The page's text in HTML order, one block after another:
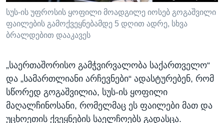
სუს-ის უფროსის ყოფილი მოადგილე იოსებ გოგაშვილი
ფაილების გამოქვეყნებამდე 5 დღით ადრე, სხვა
ბრალდებით დააკავეს
„საერთაშორისო გამჭვირვალობა საქართველო“
და „სამართლიანი არჩევნები“ ადასტურებენ, რომ
სწორედ გოგაშვილია, სუს-ის ყოფილი
მაღალჩინოსანი, რომელმაც ეს ფაილები მათ და
უცხოეთის ქვეყნების საელჩოებს გადასცა.